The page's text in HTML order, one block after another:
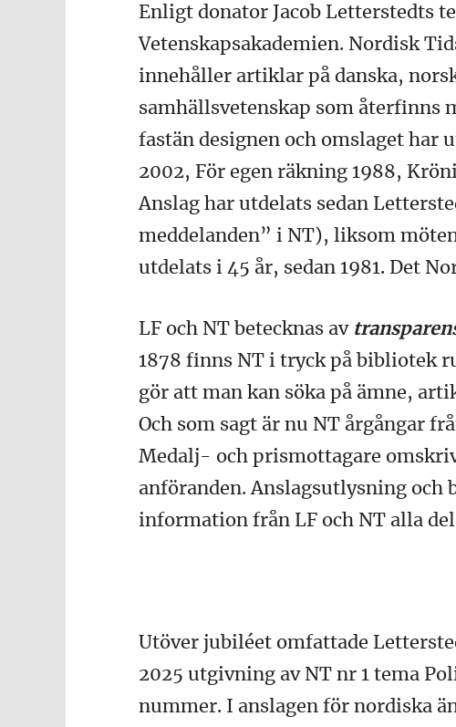
Enligt donator Jacob Letterstedts
Vetenskapsakademien. Nordisk
innehåller artiklar på danska,
samhällsvetenskap som återfinns
fastän designen och omslaget
2002, För egen räkning 1988,
Anslag har utdelats sedan
meddelanden” i NT), liksom
utdelats i 45 år, sedan 1981. Det
LF och NT betecknas av
1878 finns NT i tryck på bibliotek
gör att man kan söka på ämne,
Och som sagt är nu NT årgångar
Medalj- och prismottagare
anföranden. Anslagsutlysning och
information från LF och NT alla
Utöver jubiléet omfattade
2025 utgivning av NT nr 1 tema
nummer. I anslagen för nordiska